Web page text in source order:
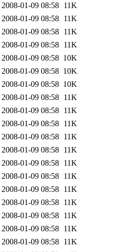
2008-01-09 08:58 11K
2008-01-09 08:58 11K
2008-01-09 08:58 11K
2008-01-09 08:58 11K
2008-01-09 08:58 10K
2008-01-09 08:58 10K
2008-01-09 08:58 10K
2008-01-09 08:58 11K
2008-01-09 08:58 11K
2008-01-09 08:58 11K
2008-01-09 08:58 11K
2008-01-09 08:58 11K
2008-01-09 08:58 11K
2008-01-09 08:58 11K
2008-01-09 08:58 11K
2008-01-09 08:58 11K
2008-01-09 08:58 11K
2008-01-09 08:58 11K
2008-01-09 08:58 11K